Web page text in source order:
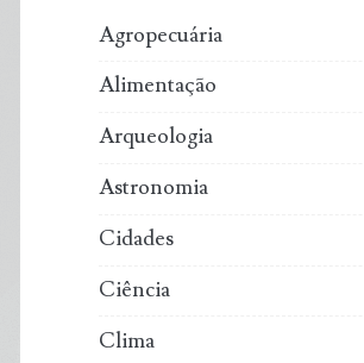
Agropecuária
Alimentação
Arqueologia
Astronomia
Cidades
Ciência
Clima